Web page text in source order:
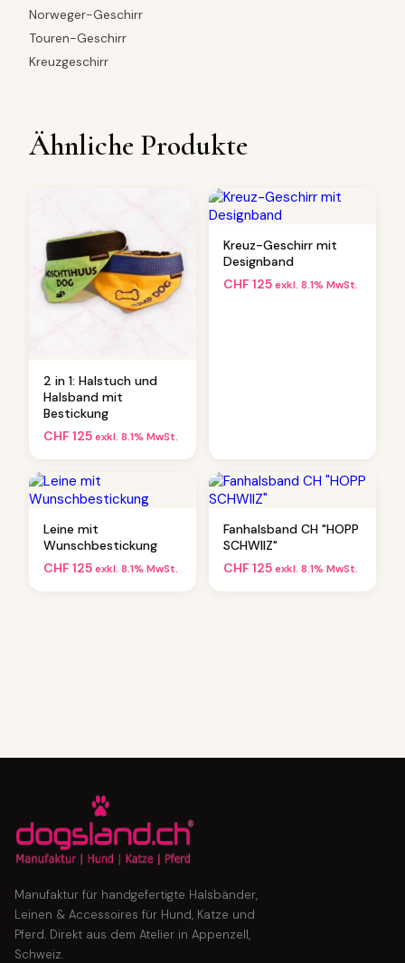
Norweger-Geschirr
Touren-Geschirr
Kreuzgeschirr
Ähnliche Produkte
2 in 1: Halstuch und
Halsband mit
Bestickung
CHF125exkl. 8.1% MwSt.
Kreuz-Geschirr mit
Designband
CHF125exkl. 8.1% MwSt.
Leine mit
Wunschbestickung
CHF125exkl. 8.1% MwSt.
Fanhalsband CH "HOPP
SCHWIIZ"
CHF125exkl. 8.1% MwSt.
Manufaktur für handgefertigte Halsbänder,
Leinen & Accessoires für Hund, Katze und
Pferd. Direkt aus dem Atelier in Appenzell,
Schweiz.